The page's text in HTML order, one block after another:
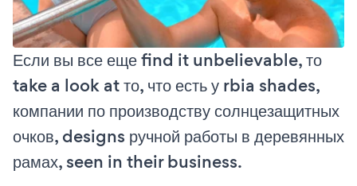
Если вы все еще find it unbelievable, то
take a look at то, что есть у rbia shades,
компании по производству солнцезащитных
очков, designs ручной работы в деревянных
рамах, seen in their business.